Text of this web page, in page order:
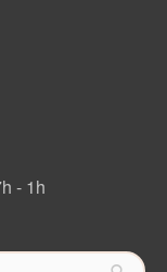
- 1h